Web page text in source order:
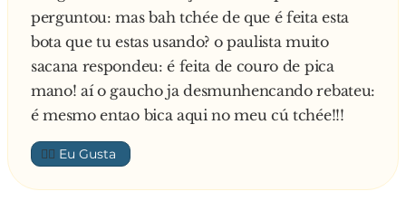
perguntou: mas bah tchée de que é feita esta
bota que tu estas usando? o paulista muito
sacana respondeu: é feita de couro de pica
mano! aí o gaucho ja desmunhencando rebateu:
é mesmo entao bica aqui no meu cú tchée!!!
👍🏼